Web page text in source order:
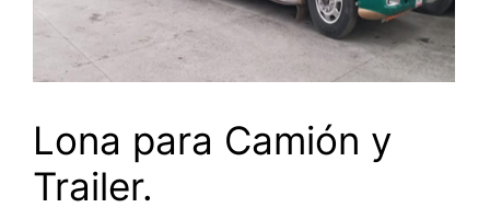
Lona para Camión y
Trailer.